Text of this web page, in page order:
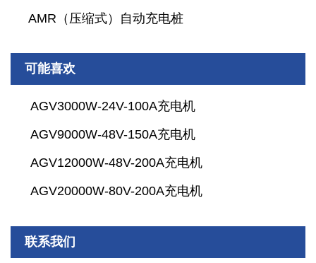
AMR（压缩式）自动充电桩
可能喜欢
AGV3000W-24V-100A充电机
AGV9000W-48V-150A充电机
AGV12000W-48V-200A充电机
AGV20000W-80V-200A充电机
联系我们